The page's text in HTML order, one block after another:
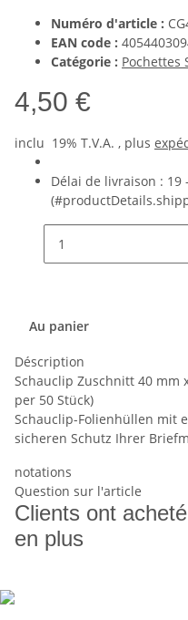
Numéro d'article :
EAN code :
Catégorie : Pochettes
4,50 €
inclu 19% T.V.A. , plus
Délai de livraison : 19
Au panier
Déscription
Schauclip Zuschnitt 40 mm
per 50 Stück)
Schauclip-Folienhüllen mit
sicheren Schutz Ihrer
notations
Question sur l'article
Clients ont
en plus